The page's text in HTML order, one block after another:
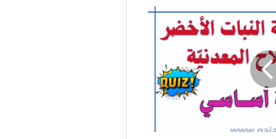
تغطية
حاجة
النبات
الأخضر
إلى
الأملاح
المعدنيّة
السنة